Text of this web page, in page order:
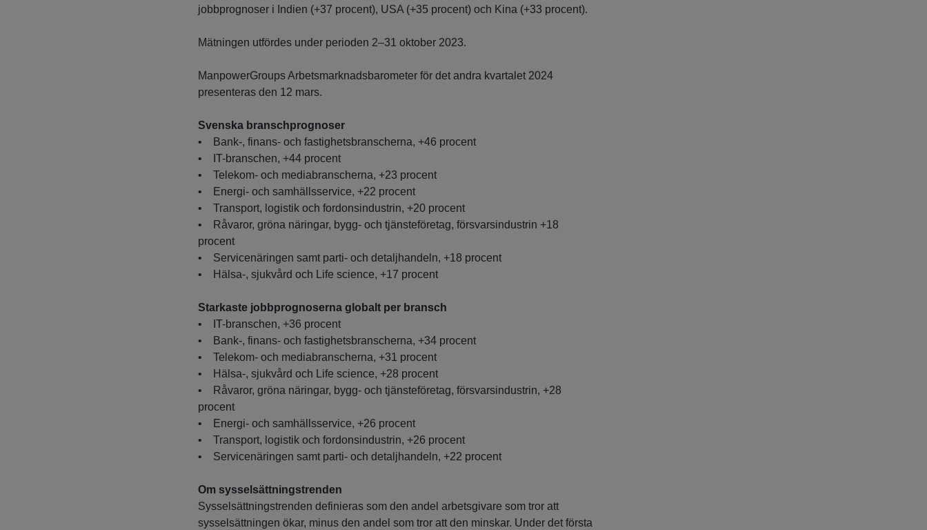
jobbprognoser i Indien (+37 procent), USA (+35 procent) och Kina (+33 procent).
Mätningen utfördes under perioden 2–31 oktober 2023.
ManpowerGroups Arbetsmarknadsbarometer för det andra kvartalet 2024
presenteras den 12 mars.
Svenska branschprognoser
• Bank-, finans- och fastighetsbranscherna, +46 procent
• IT-branschen, +44 procent
• Telekom- och mediabranscherna, +23 procent
• Energi- och samhällsservice, +22 procent
• Transport, logistik och fordonsindustrin, +20 procent
• Råvaror, gröna näringar, bygg- och tjänsteföretag, försvarsindustrin +18
procent
• Servicenäringen samt parti- och detaljhandeln, +18 procent
• Hälsa-, sjukvård och Life science, +17 procent
Starkaste jobbprognoserna globalt per bransch
• IT-branschen, +36 procent
• Bank-, finans- och fastighetsbranscherna, +34 procent
• Telekom- och mediabranscherna, +31 procent
• Hälsa-, sjukvård och Life science, +28 procent
• Råvaror, gröna näringar, bygg- och tjänsteföretag, försvarsindustrin, +28
procent
• Energi- och samhällsservice, +26 procent
• Transport, logistik och fordonsindustrin, +26 procent
• Servicenäringen samt parti- och detaljhandeln, +22 procent
Om sysselsättningstrenden
Sysselsättningstrenden definieras som den andel arbetsgivare som tror att
sysselsättningen ökar, minus den andel som tror att den minskar. Under det första